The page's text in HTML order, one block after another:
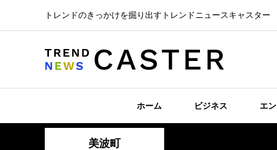
トレンドのきっかけを掘り出すトレンドニュースキャスター
ホーム ビジネス エ
美波町